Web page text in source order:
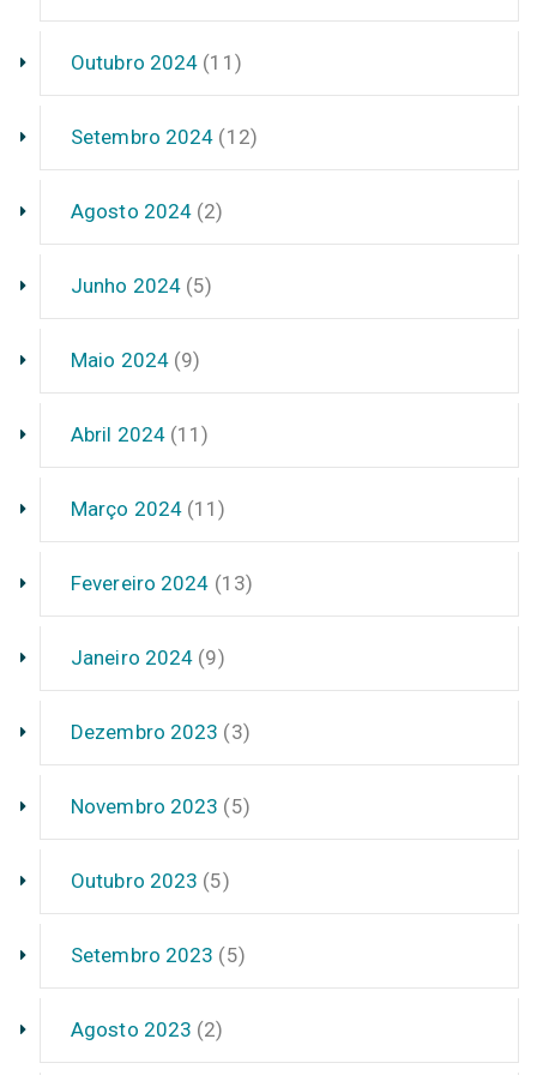
Outubro 2024 (11)
Setembro 2024 (12)
Agosto 2024 (2)
Junho 2024 (5)
Maio 2024(9)
Abril 2024 (11)
Março 2024 (11)
Fevereiro 2024 (13)
Janeiro 2024 (9)
Dezembro 2023 (3)
Novembro 2023 (5)
Outubro 2023 (5)
Setembro 2023 (5)
Agosto 2023 (2)